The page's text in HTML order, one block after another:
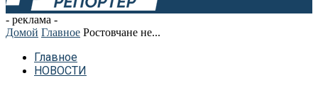
- реклама -
Домой Главное Ростовчане не...
Главное
НОВОСТИ